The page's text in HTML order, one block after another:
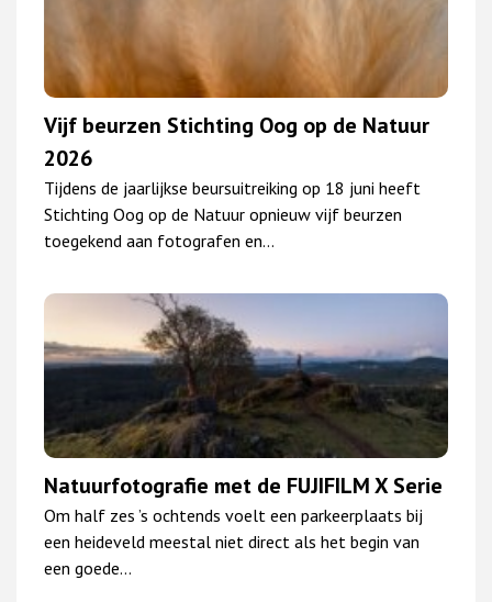
Vijf beurzen Stichting Oog op de Natuur
2026
Tijdens de jaarlijkse beursuitreiking op 18 juni heeft
Stichting Oog op de Natuur opnieuw vijf beurzen
toegekend aan fotografen en…
Natuurfotografie met de FUJIFILM X Serie
Om half zes ’s ochtends voelt een parkeerplaats bij
een heideveld meestal niet direct als het begin van
een goede…